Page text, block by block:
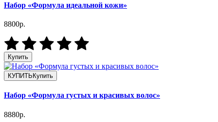
Набор «Формула идеальной кожи»
8800р.
Купить
КУПИТЬ Купить
Набор «Формула густых и красивых волос»
8880р.